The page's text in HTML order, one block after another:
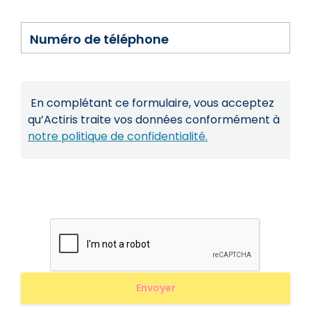
Numéro de téléphone
En complétant ce formulaire, vous acceptez
qu’Actiris traite vos données conformément à
notre politique de confidentialité.